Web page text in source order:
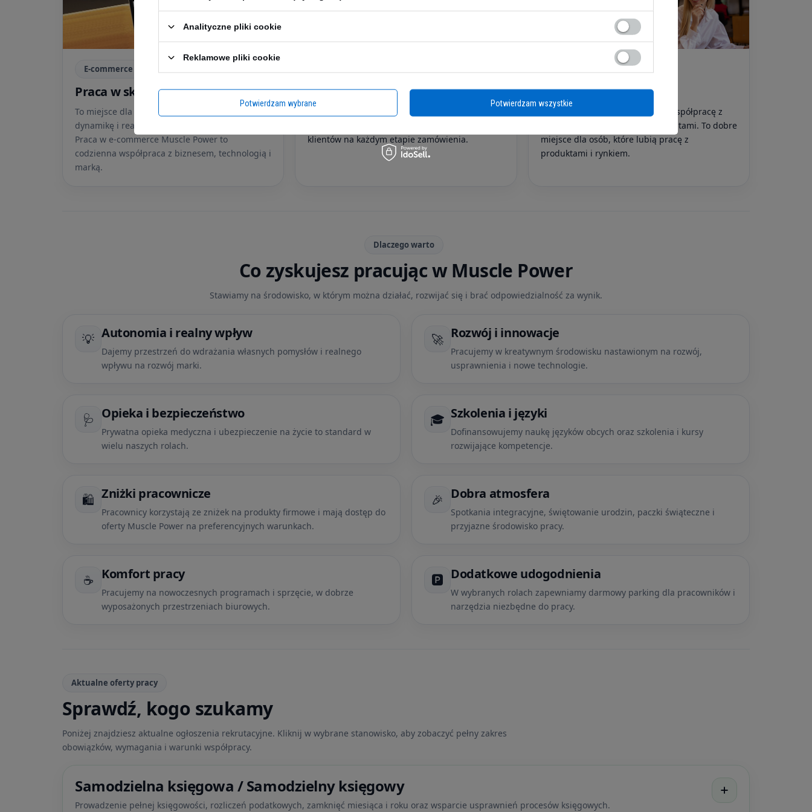
E-commerce
Praca w sklepie internetowym
To miejsce dla osób, które lubią rozwój,
dynamikę i realny wpływ na wyniki sprzedaży.
Praca w e-commerce Muscle Power to
codzienna współpraca z biznesem, technologią i
marką.
Praca w obsłudze klienta
To rola dla osób, które potrafią budować relacje,
klientów na każdym etapie zamówienia.
Sprzedaż i zakupy
Ten obszar obejmuje sprzedaż, współpracę z
dostawcami i rozwój relacji z klientami. To dobre
miejsce dla osób, które lubią pracę z
produktami i rynkiem.
Dlaczego warto
Co zyskujesz pracując w Muscle Power
Stawiamy na środowisko, w którym można działać, rozwijać się i brać odpowiedzialność za wynik.
💡 Autonomia i realny wpływ
Dajemy przestrzeń do wdrażania własnych pomysłów i realnego
wpływu na rozwój marki.
🚀 Rozwój i innowacje
Pracujemy w kreatywnym środowisku nastawionym na rozwój,
usprawnienia i nowe technologie.
🩺 Opieka i bezpieczeństwo
Prywatna opieka medyczna i ubezpieczenie na życie to standard w
wielu naszych rolach.
🎓 Szkolenia i języki
Dofinansowujemy naukę języków obcych oraz szkolenia i kursy
rozwijające kompetencje.
🛍️ Zniżki pracownicze
Pracownicy korzystają ze zniżek na produkty firmowe i mają dostęp do
oferty Muscle Power na preferencyjnych warunkach.
🎉 Dobra atmosfera
Spotkania integracyjne, świętowanie urodzin, paczki świąteczne i
przyjazne środowisko pracy.
☕ Komfort pracy
Pracujemy na nowoczesnych programach i sprzęcie, w dobrze
wyposażonych przestrzeniach biurowych.
🅿️ Dodatkowe udogodnienia
W wybranych rolach zapewniamy darmowy parking dla pracowników i
narzędzia niezbędne do pracy.
Aktualne oferty pracy
Sprawdź, kogo szukamy
Poniżej znajdziesz aktualne ogłoszenia rekrutacyjne. Kliknij w wybrane stanowisko, aby zobaczyć pełny zakres
obowiązków, wymagania i warunki współpracy.
Samodzielna księgowa / Samodzielny księgowy
Prowadzenie pełnej księgowości, rozliczeń podatkowych, zamknięć miesiąca i roku oraz wsparcie usprawnień procesów księgowych.
Analityczne pliki cookie
Reklamowe pliki cookie
Potwierdzam wybrane Potwierdzam wszystkie